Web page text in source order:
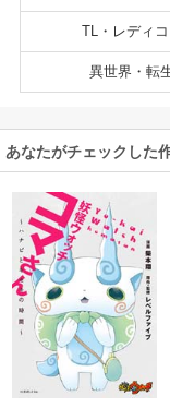
TL・レディコ
異世界・転
あなたがチェックした